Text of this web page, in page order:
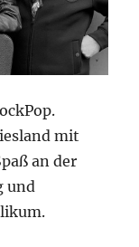
mit
an der
und